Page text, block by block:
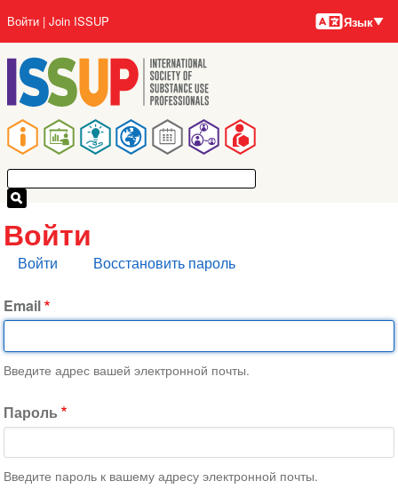
основному
содержанию
Main
navigation
User
account
menu
Войти Join ISSUP Языки
Язык
Войти
Главные
Войти Восстановить пароль
Email
Введите адрес вашей электронной почты.
Пароль
Введите пароль к вашему адресу электронной почты.